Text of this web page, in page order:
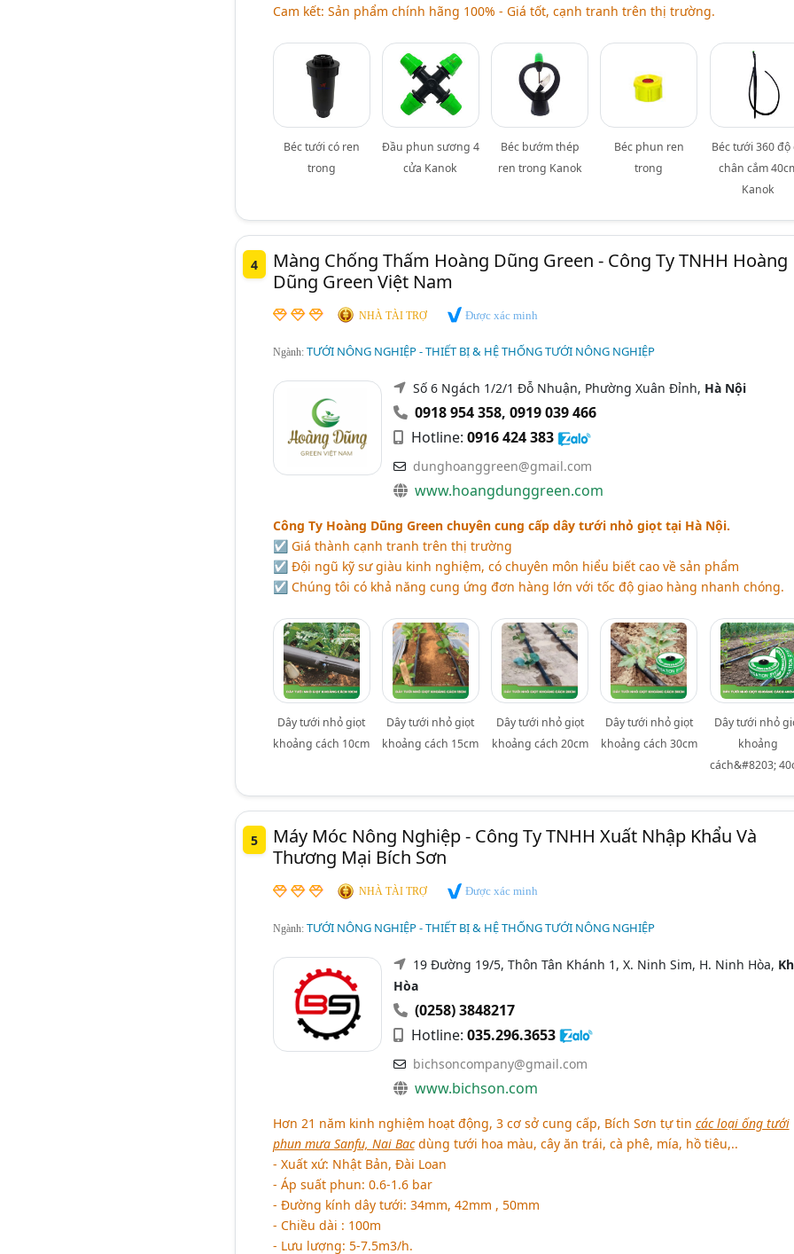
Cam kết: Sản phẩm chính hãng 100% - Giá tốt, cạnh tranh trên thị trường.
Béc tưới có ren
trong
Đầu phun sương 4
cửa Kanok
Béc bướm thép
ren trong Kanok
Béc phun ren
trong
Béc tưới 360 độ
chân cắm
Kanok
4
Màng Chống Thấm Hoàng Dũng Green - Công Ty TNHH Hoàng
Dũng Green Việt Nam
NHÀ TÀI TRỢ Được xác minh
Ngành: TƯỚI NÔNG NGHIỆP - THIẾT BỊ & HỆ THỐNG TƯỚI NÔNG NGHIỆP
Số 6 Ngách 1/2/1 Đỗ Nhuận, Phường Xuân Đỉnh, Hà Nội
0918 954 358, 0919 039 466
Hotline: 0916 424 383
dunghoanggreen@gmail.com
www.hoangdunggreen.com
Công Ty Hoàng Dũng Green chuyên cung cấp dây tưới nhỏ giọt tại Hà Nội.
☑ Giá thành cạnh tranh trên thị trường
☑ Đội ngũ kỹ sư giàu kinh nghiệm, có chuyên môn hiểu biết cao về sản phẩm
☑ Chúng tôi có khả năng cung ứng đơn hàng lớn với tốc độ giao hàng nhanh chóng.
Dây tưới nhỏ giọt
khoảng cách 10cm
Dây tưới nhỏ giọt
khoảng cách 15cm
Dây tưới nhỏ giọt
khoảng cách 20cm
Dây tưới nhỏ giọt
khoảng cách 30cm
Dây tưới nhỏ
khoảng
cách&#8203;
5
Máy Móc Nông Nghiệp - Công Ty TNHH Xuất Nhập Khẩu Và
Thương Mại Bích Sơn
NHÀ TÀI TRỢ Được xác minh
Ngành: TƯỚI NÔNG NGHIỆP - THIẾT BỊ & HỆ THỐNG TƯỚI NÔNG NGHIỆP
19 Đường 19/5, Thôn Tân Khánh 1, X. Ninh Sim, H. Ninh Hòa,
Hòa
(0258) 3848217
Hotline: 035.296.3653
bichsoncompany@gmail.com
www.bichson.com
Hơn 21 năm kinh nghiệm hoạt động, 3 cơ sở cung cấp, Bích Sơn tự tin các loại ống tưới
phun mưa Sanfu, Nai Bacdùng tưới hoa màu, cây ăn trái, cà phê, mía, hồ tiêu,..
- Xuất xứ: Nhật Bản, Đài Loan
- Áp suất phun: 0.6-1.6 bar
- Đường kính dây tưới: 34mm, 42mm , 50mm
- Chiều dài : 100m
- Lưu lượng: 5-7.5m3/h.